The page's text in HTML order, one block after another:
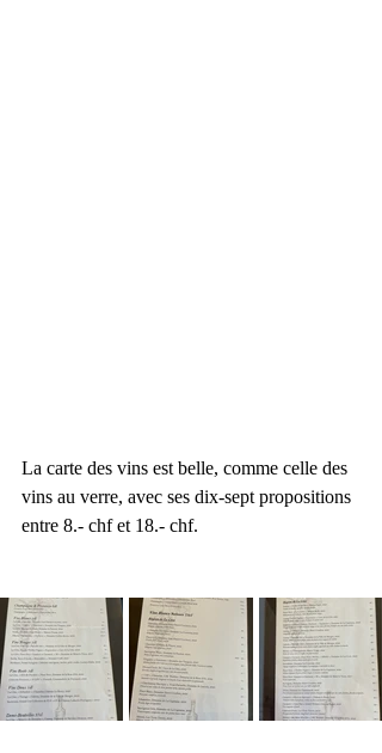
La carte des vins est belle, comme celle des
vins au verre, avec ses dix-sept propositions
entre 8.- chf et 18.- chf.